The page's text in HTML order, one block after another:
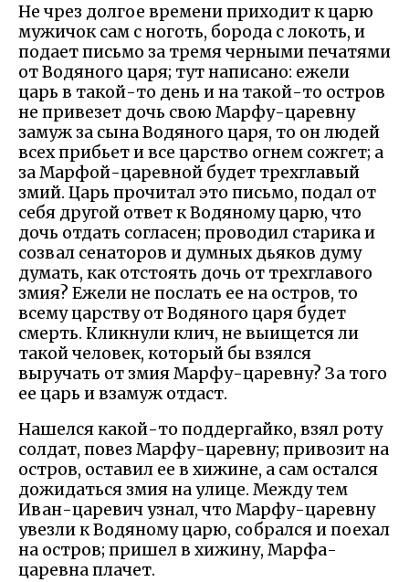
Не чрез долгое времени приходит к царю
мужичок сам с ноготь, борода с локоть, и
подает письмо за тремя черными печатями
от Водяного царя; тут написано: ежели
царь в такой-то день и на такой-то остров
не привезет дочь свою Марфу-царевну
замуж за сына Водяного царя, то он людей
всех прибьет и все царство огнем сожгет; а
за Марфой-царевной будет трехглавый
змий. Царь прочитал это письмо, подал от
себя другой ответ к Водяному царю, что
дочь отдать согласен; проводил старика и
созвал сенаторов и думных дьяков думу
думать, как отстоять дочь от трехглавого
змия? Ежели не послать ее на остров, то
всему царству от Водяного царя будет
смерть. Кликнули клич, не выищется ли
такой человек, который бы взялся
выручать от змия Марфу-царевну? За того
ее царь и взамуж отдаст.
Нашелся какой-то поддергайко, взял роту
солдат, повез Марфу-царевну; привозит на
остров, оставил ее в хижине, а сам остался
дожидаться змия на улице. Между тем
Иван-царевич узнал, что Марфу-царевну
увезли к Водяному царю, собрался и поехал
на остров; пришел в хижину, Марфа-
царевна плачет.